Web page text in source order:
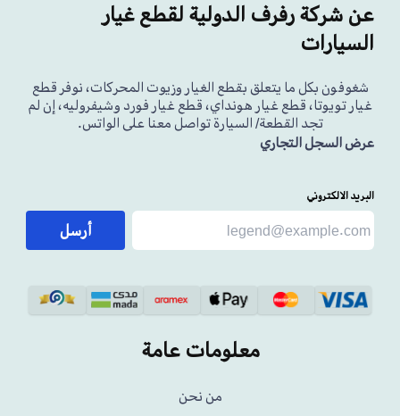
عن شركة رفرف الدولية لقطع غيار
السيارات
شغوفون بكل ما يتعلق بقطع الغيار وزيوت المحركات، نوفر قطع
غيار تويوتا، قطع غيار هونداي، قطع غيار فورد وشيفروليه، إن لم
تجد القطعة/ السيارة تواصل معنا على الواتس.
عرض السجل التجاري
البريد الالكتروني
أرسل
معلومات عامة
من نحن